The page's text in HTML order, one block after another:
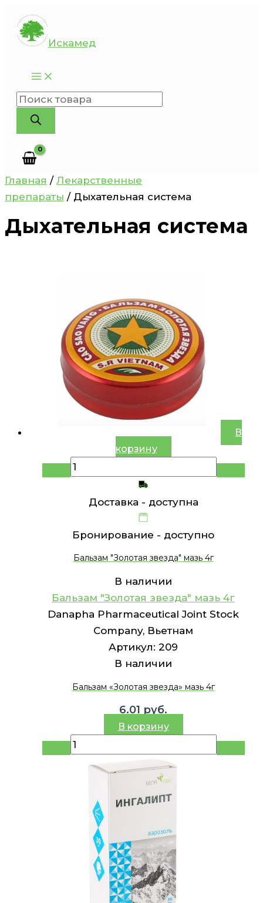
Перейти
содержимому
Искамед
Поиск
товаров
Главная / Лекарственные
препараты / Дыхательная система
Дыхательная система
В
корзину
Доставка - доступна
Бронирование - доступно
Бальзам "Золотая звезда" мазь 4г
В наличии
Бальзам "Золотая звезда" мазь 4г
Danapha Pharmaceutical Joint Stock
Company, Вьетнам
Артикул: 209
В наличии
Бальзам «Золотая звезда» мазь 4г
6.01 руб.
В корзину